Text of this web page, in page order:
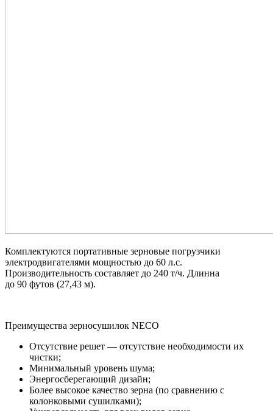
Комплектуются портативные зерновые погрузчики
электродвигателями мощностью до 60 л.с.
Производительность составляет до 240 т/ч. Длинна
до 90 футов (27,43 м).
Преимущества зерносушилок NECO
Отсутствие решет — отсутствие необходимости их
чистки;
Минимальный уровень шума;
Энергосберегающий дизайн;
Более высокое качество зерна (по сравнению с
колонковыми сушилками);